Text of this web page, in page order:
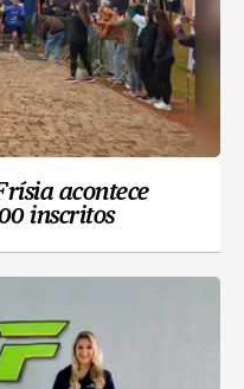
acontece
inscritos